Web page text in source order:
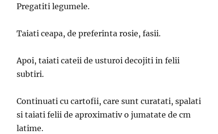
Pregatiti legumele.
Taiati ceapa, de preferinta rosie, fasii.
Apoi, taiati cateii de usturoi decojiti in felii
subtiri.
Continuati cu cartofii, care sunt curatati, spalati
si taiati felii de aproximativ o jumatate de cm
latime.